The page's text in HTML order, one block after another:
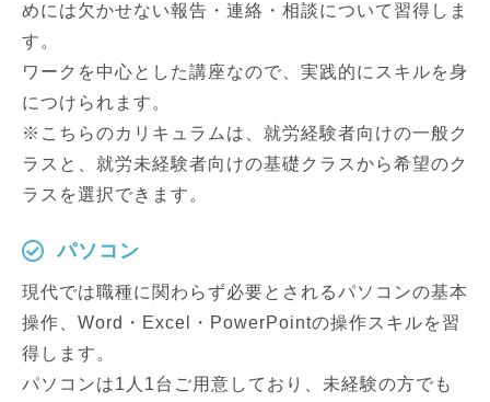
めには欠かせない報告・連絡・相談について習得しま
す。
ワークを中心とした講座なので、実践的にスキルを身
につけられます。
※こちらのカリキュラムは、就労経験者向けの一般ク
ラスと、就労未経験者向けの基礎クラスから希望のク
ラスを選択できます。
パソコン
現代では職種に関わらず必要とされるパソコンの基本
操作、Word・Excel・PowerPointの操作スキルを習
得します。
パソコンは1人1台ご用意しており、未経験の方でも